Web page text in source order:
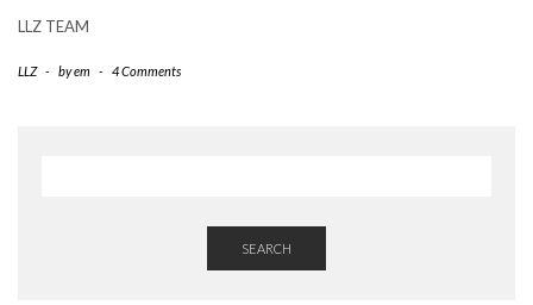
LLZ TEAM
LLZ - byem - 4 Comments
SEARCH